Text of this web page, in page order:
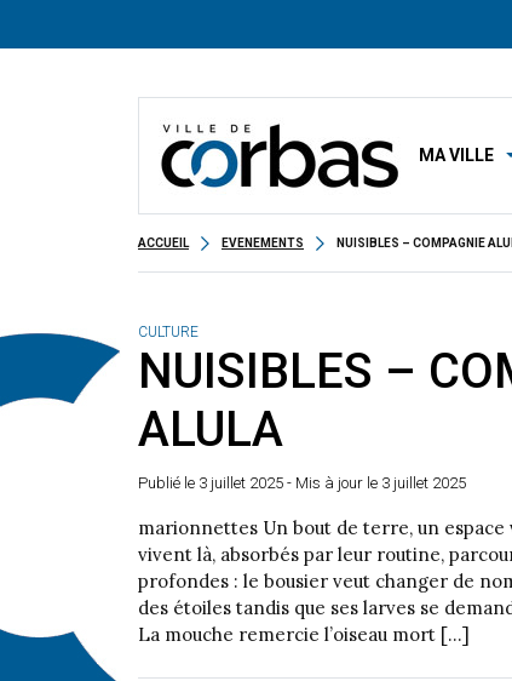
MA VILLE
ACCUEIL EVENEMENTS NUISIBLES – COMPAGNIE
CULTURE
NUISIBLES –
ALULA
Publié le 3 juillet 2025 - Mis à jour le 3 juillet 2025
marionnettes Un bout de terre, un
vivent là, absorbés par leur routine,
profondes : le bousier veut changer de
des étoiles tandis que ses larves se
La mouche remercie l’oiseau mort […]